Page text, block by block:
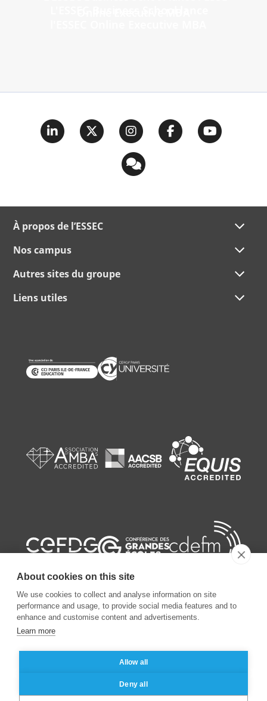
À propos de l’ESSEC
Nos campus
Autres sites du groupe
Liens utiles
©2026ESSEC Business School
Protection des données personnelles
About cookies on this site
We use cookies to collect and analyse information on site
performance and usage, to provide social media features and to
enhance and customise content and advertisements.
Learn more
Allow all
Deny all